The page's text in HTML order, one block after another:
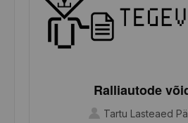
Ralliautode
Tartu Lasteaed